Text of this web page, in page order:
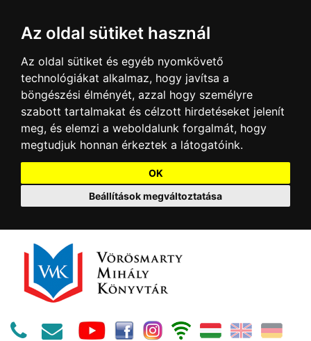
Az oldal sütiket használ
Az oldal sütiket és egyéb nyomkövető
technológiákat alkalmaz, hogy javítsa a
böngészési élményét, azzal hogy személyre
szabott tartalmakat és célzott hirdetéseket jelenít
meg, és elemzi a weboldalunk forgalmát, hogy
megtudjuk honnan érkeztek a látogatóink.
OK
Beállítások megváltoztatása